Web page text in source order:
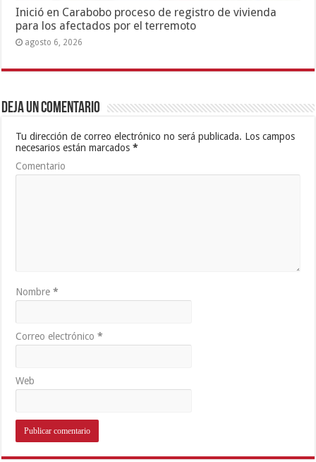
Inició en Carabobo proceso de registro de vivienda
para los afectados por el terremoto
agosto 6, 2026
Deja un comentario
Tu dirección de correo electrónico no será publicada. Los campos
necesarios están marcados*
Comentario
Nombre*
Correo electrónico*
Web